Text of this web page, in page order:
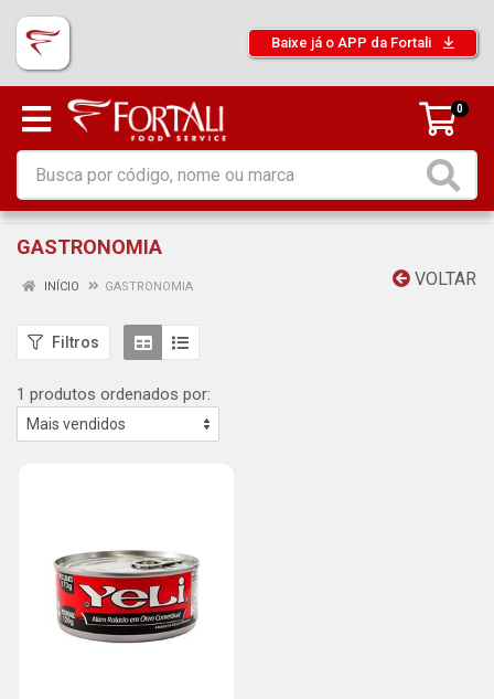
Baixe já o APP da Fortali
0
GASTRONOMIA
VOLTAR
INÍCIO GASTRONOMIA
Filtros
1 produtos ordenados por: